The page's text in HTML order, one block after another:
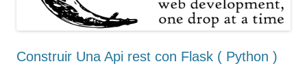
Construir Una Api rest con Flask ( Python )